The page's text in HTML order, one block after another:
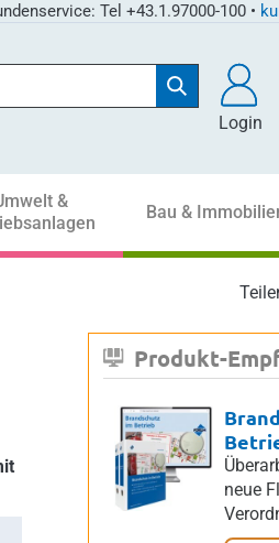
Tel +43.1.97000-100 •
Login
&
Bau &
Produkt-
neue